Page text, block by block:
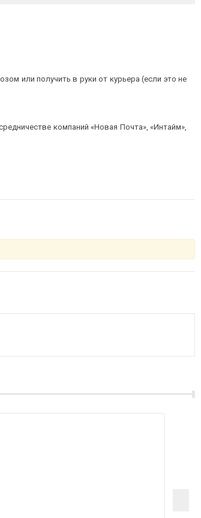
или получить в руки от курьера (если это не
компаний «Новая Почта», «Интайм»,